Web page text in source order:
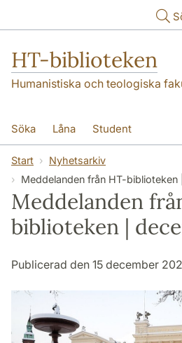
HT-biblioteken
Humanistiska och teologiska
Söka Låna Student
Forskare/doktorand
Start
Nyhetsarkiv
Meddelanden från HT-
Meddelanden
biblioteken |
Publicerad den 15 december